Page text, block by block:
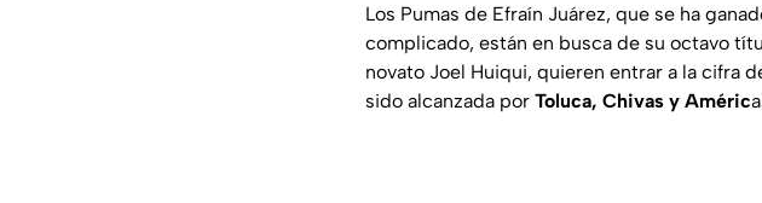
Los Pumas de Efraín Juárez, que se ha
complicado, están en busca de su octavo
novato Joel Huiqui, quieren entrar a la cifra
sido alcanzada por Toluca, Chivas y Améric